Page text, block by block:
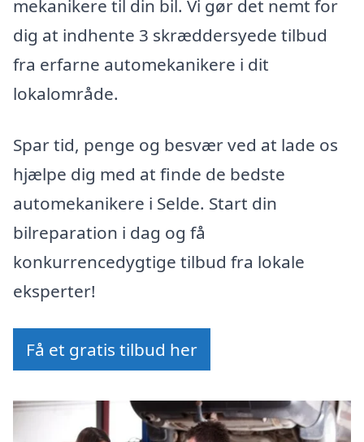
mekanikere til din bil. Vi gør det nemt for
dig at indhente 3 skræddersyede tilbud
fra erfarne automekanikere i dit
lokalområde.
Spar tid, penge og besvær ved at lade os
hjælpe dig med at finde de bedste
automekanikere i Selde. Start din
bilreparation i dag og få
konkurrencedygtige tilbud fra lokale
eksperter!
Få et gratis tilbud her